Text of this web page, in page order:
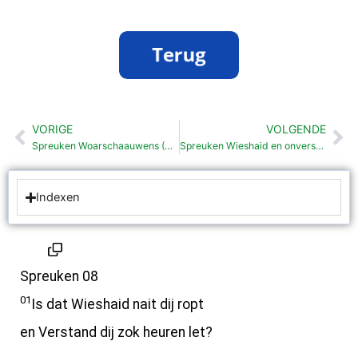
Vorige
VORIGE
Spreuken Woarschaauwens (6: 1-35)
VOLGENDE
Spreuken Wieshaid en onverstand (9: 1-18)
Indexen
Spreuken 08
01 Is dat Wieshaid nait dij ropt
en Verstand dij zok heuren let?